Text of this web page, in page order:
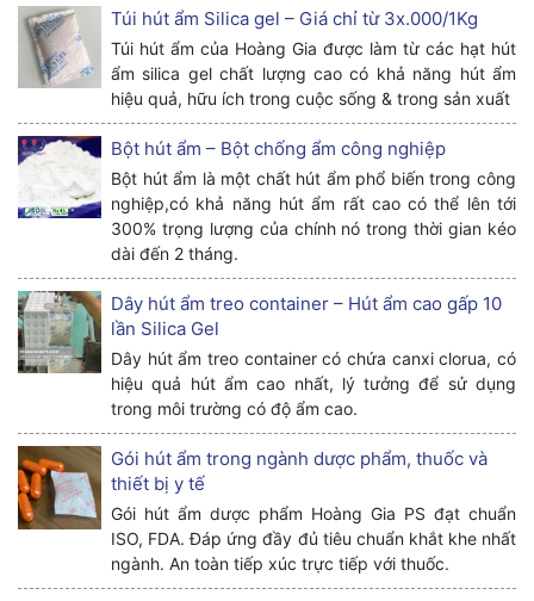
Túi hút ẩm Silica gel – Giá chỉ từ 3x.000/1Kg
Túi hút ẩm của Hoàng Gia được làm từ các hạt hút
ẩm silica gel chất lượng cao có khả năng hút ẩm
hiệu quả, hữu ích trong cuộc sống & trong sản xuất
Bột hút ẩm – Bột chống ẩm công nghiệp
Bột hút ẩm là một chất hút ẩm phổ biến trong công
nghiệp,có khả năng hút ẩm rất cao có thể lên tới
300% trọng lượng của chính nó trong thời gian kéo
dài đến 2 tháng.
Dây hút ẩm treo container – Hút ẩm cao gấp 10
lần Silica Gel
Dây hút ẩm treo container có chứa canxi clorua, có
hiệu quả hút ẩm cao nhất, lý tưởng để sử dụng
trong môi trường có độ ẩm cao.
Gói hút ẩm trong ngành dược phẩm, thuốc và
thiết bị y tế
Gói hút ẩm dược phẩm Hoàng Gia PS đạt chuẩn
ISO, FDA. Đáp ứng đầy đủ tiêu chuẩn khắt khe nhất
ngành. An toàn tiếp xúc trực tiếp với thuốc.